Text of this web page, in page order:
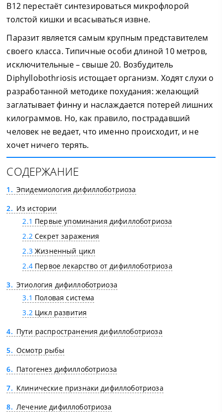
В12 перестаёт синтезироваться микрофлорой
толстой кишки и всасываться извне.
Паразит является самым крупным представителем
своего класса. Типичные особи длиной 10 метров,
исключительные – свыше 20. Возбудитель
Diphyllobothriosis истощает организм. Ходят слухи о
разработанной методике похудания: желающий
заглатывает финну и наслаждается потерей лишних
килограммов. Но, как правило, пострадавший
человек не ведает, что именно происходит, и не
хочет ничего терять.
СОДЕРЖАНИЕ
1
Эпидемиология дифиллоботриоза
2
Из истории
2.1 Первые упоминания дифиллоботриоза
2.2Секрет заражения
2.3Жизненный цикл
2.4Первое лекарство от дифиллоботриоза
3
Этиология дифиллоботриоза
3.1 Половая система
3.2Цикл развития
4
Пути распространения дифиллоботриоза
5
Осмотр рыбы
6
Патогенез дифиллоботриоза
7
Клинические признаки дифиллоботриоза
8
Лечение дифиллоботриоза